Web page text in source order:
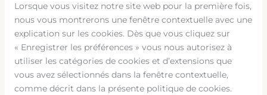
Lorsque vous visitez notre site web pour la première fois,
nous vous montrerons une fenêtre contextuelle avec une
explication sur les cookies. Dès que vous cliquez sur
« Enregistrer les préférences » vous nous autorisez à
utiliser les catégories de cookies et d’extensions que
vous avez sélectionnés dans la fenêtre contextuelle,
comme décrit dans la présente politique de cookies.